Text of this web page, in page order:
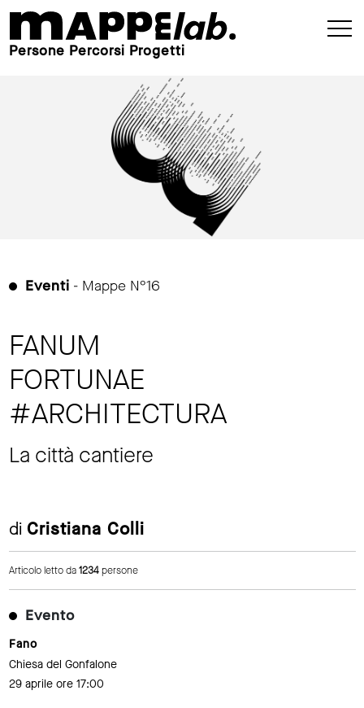
Persone Percorsi Progetti
Eventi - Mappe N°16
FANUM
FORTUNAE
#ARCHITECTURA
La città cantiere
di Cristiana Colli
Articolo letto da1234persone
Evento
Fano
Chiesa del Gonfalone
29 aprile ore 17:00